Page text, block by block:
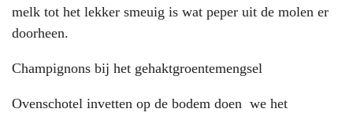
melk tot het lekker smeuig is wat peper uit de molen er
doorheen.
Champignons bij het gehaktgroentemengsel
Ovenschotel invetten op de bodem doen we het